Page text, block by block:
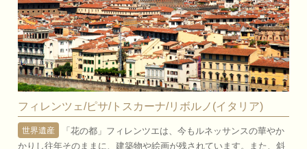
フィレンツェ/ピサ/トスカーナ/リボルノ(イタリア)
世界遺産
「花の都」フィレンツエは、今もルネッサンスの華やか
かりし往年そのままに、建築物や絵画が残されています。また、斜